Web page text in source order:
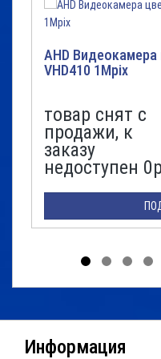
AHD Видеокамера
VHD410 1Mpix
товар снят с
продажи, к
заказу
недоступен
Информация